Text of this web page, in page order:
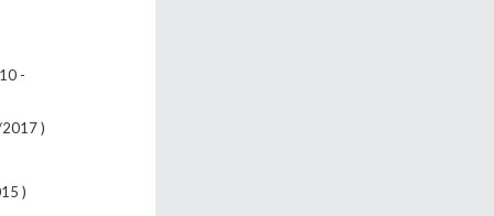
-
)
)